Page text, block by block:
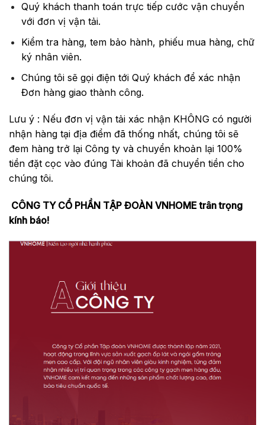
Quý khách thanh toán trực tiếp cước vận chuyển
với đơn vị vận tải.
Kiểm tra hàng, tem bảo hành, phiếu mua hàng, chữ
ký nhân viên.
Chúng tôi sẽ gọi điện tới Quý khách để xác nhận
Đơn hàng giao thành công.
Lưu ý : Nếu đơn vị vận tải xác nhận KHÔNG có người
nhận hàng tại địa điểm đã thống nhất, chúng tôi sẽ
đem hàng trở lại Công ty và chuyển khoản lại 100%
tiền đặt cọc vào đúng Tài khoản đã chuyển tiền cho
chúng tôi.
CÔNG TY CỔ PHẦN TẬP ĐOÀN VNHOMEtrân trọng
kính báo!